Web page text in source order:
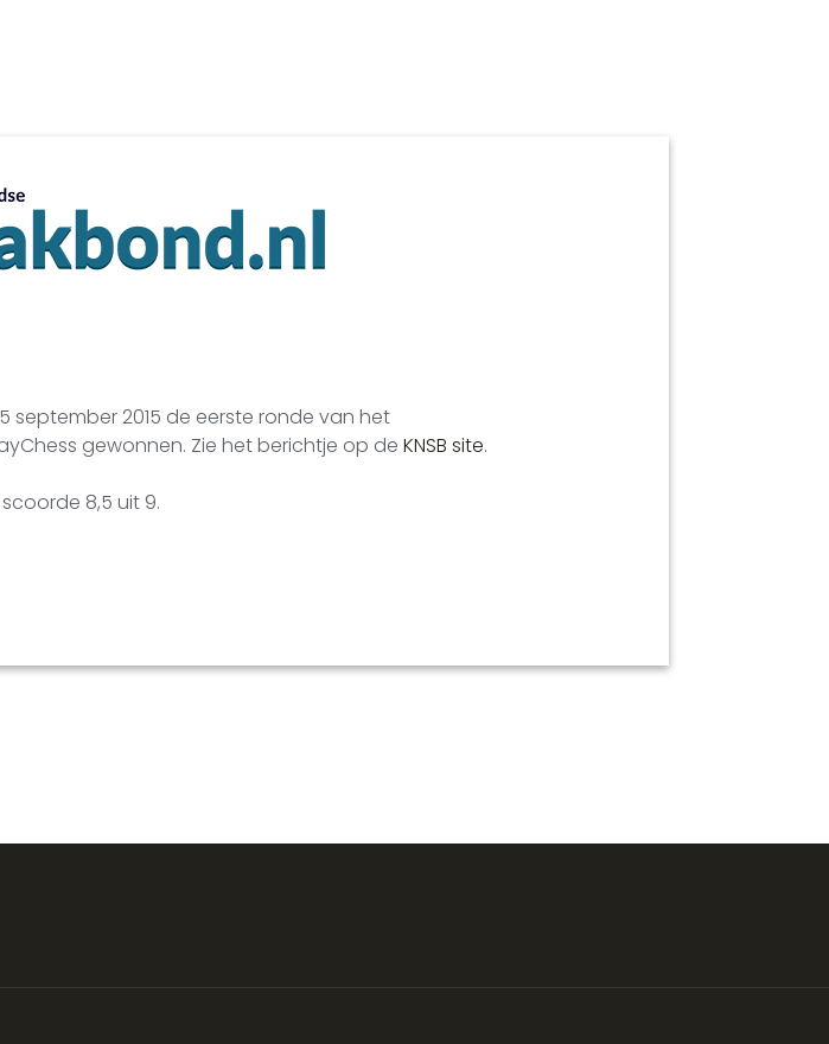
2015 de eerste ronde van het
gewonnen. Zie het berichtje op de KNSB site.
8,5 uit 9.